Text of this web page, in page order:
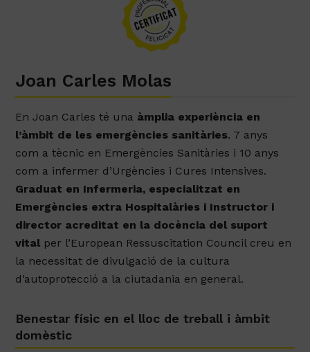
Joan Carles Molas
En Joan Carles té una àmplia experiència en
l’àmbit de les emergències sanitàries. 7 anys
com a tècnic en Emergències Sanitàries i 10 anys
com a infermer d’Urgències i Cures Intensives.
Graduat en Infermeria, especialitzat en
Emergències extra Hospitalàries i Instructor i
director acreditat en la docència del suport
vital per l’European Ressuscitation Council creu en
la necessitat de divulgació de la cultura
d’autoprotecció a la ciutadania en general.
Benestar físic en el lloc de treball i àmbit
domèstic